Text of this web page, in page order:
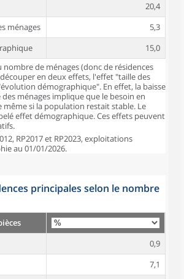
20,4
ménages
5,3
15,0
de ménages (donc de résidences
en deux effets, l'effet "taille des
démographique". En effet, la baisse
ménages implique que le besoin en
si la population restait stable. Le
effet démographique. Ces effets peuvent
RP2017 et RP2023, exploitations
au 01/01/2026.
principales selon le nombre
0,9
7,1